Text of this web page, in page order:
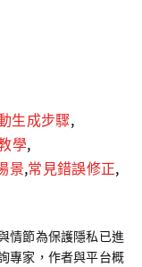
生成步驟,
學,
景,常見錯誤修正,
情節為保護隱私已進
專家，作者與平台概